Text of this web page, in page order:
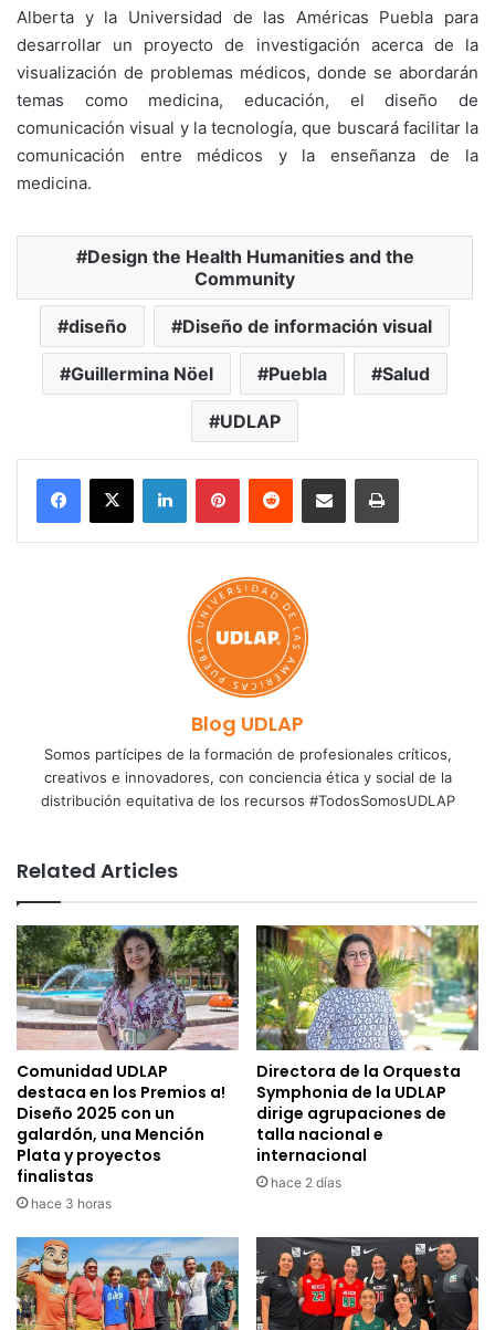
Alberta y la Universidad de las Américas Puebla para
desarrollar un proyecto de investigación acerca de la
visualización de problemas médicos, donde se abordarán
temas como medicina, educación, el diseño de
comunicación visual y la tecnología, que buscará facilitar la
comunicación entre médicos y la enseñanza de la
medicina.
Design the Health Humanities and the
Community
diseño Diseño de información visual
Guillermina Nöel Puebla Salud
UDLAP
LinkedInPinterestReddit Share via Email Print
Blog UDLAP
Somos partícipes de la formación de profesionales críticos,
creativos e innovadores, con conciencia ética y social de la
distribución equitativa de los recursos #TodosSomosUDLAP
Related Articles
Comunidad UDLAP
destaca en los Premios a!
Diseño 2025 con un
galardón, una Mención
Plata y proyectos
finalistas
hace 3 horas
Directora de la Orquesta
Symphonia de la UDLAP
dirige agrupaciones de
talla nacional e
internacional
hace 2 días